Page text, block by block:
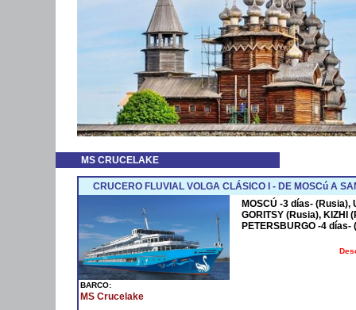
MS CRUCELAKE
CRUCERO FLUVIAL VOLGA CLÁSICO I - DE MOSCú A
BARCO:
MS Crucelake
MOSCÚ -3 días- (Rusia),
GORITSY (Rusia), KIZHI
PETERSBURGO -4 días-